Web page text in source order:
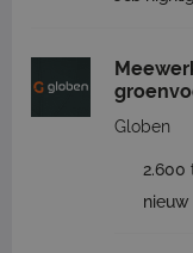
Globen
2.600
nieuw